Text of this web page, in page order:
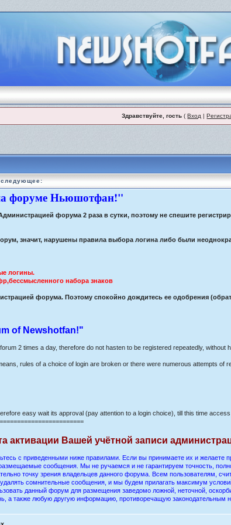
Здравствуйте, гость (Вход |
форуме Ньюшотфан!"
форума 2 раза в сутки, поэтому не спешите
значит, нарушены правила выбора логина либо были
логины.
набора знаков
форума. Поэтому спокойно дождитесь ее одобрения
of Newshotfan!"
2 times a day, therefore do not hasten to be registered repeatedly,
rules of a choice of login are broken or there were numerous attempts of
easy wait its approval (pay attention to a login choice), till this time access
активации Вашей учётной записи
с приведенными ниже правилами. Если вы принимаете их и желаете
сообщения. Мы не ручаемся и не гарантируем точность,
точку зрения владельцев данного форума. Всем пользователям,
сомнительные сообщения, и мы будем прилагать максимум
данный форум для размещения заведомо ложной, неточной,
а также любую другую информацию, противоречащую